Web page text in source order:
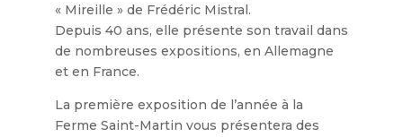
« Mireille » de Frédéric Mistral.
Depuis 40 ans, elle présente son travail dans
de nombreuses expositions, en Allemagne
et en France.
La première exposition de l’année à la
Ferme Saint-Martin vous présentera des